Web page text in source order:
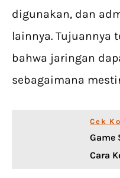
digunakan, dan
lainnya. Tujuannya
bahwa jaringan
sebagaimana
Cek
Game
Cara